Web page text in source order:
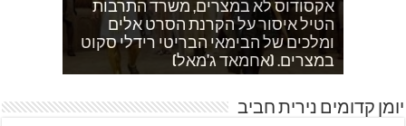
אקסודוס לא במצרים, משרד התרבות
הטיל איסור על הקרנת הסרט אלים
ומלכים של הבימאי הבריטי רידלי סקוט
במצרים. (אחמאד ג'מאל)
אחמד כותב על השאלה שעולה במצרים
לגבי הסכמי קמפ דויד
איך הפכתי לטרוריסט. עדות שסיפר לי
ח'אדר בבית לחם.
עוד בוקר בדרך לגן…סובחייה כותבת ד"ש
מהחיים בין המחסומים במזרח ירושלים
לאדם אני משתדלת לא לספר כלום
וכשיש ירי
אחהצ שקט באום לייסון, בשעות בין
ערביים צור באהר נשקפת פסטורלית
היום לא היו כאן עימותים.
יומן קדומים נירית חביב